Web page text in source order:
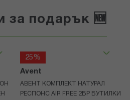
за подарък 🆕
25%
Avent
АВЕНТ КОМПЛЕКТ НАТУРАЛ
РЕСПОНС AIR FREE 2БР БУТИЛКИ